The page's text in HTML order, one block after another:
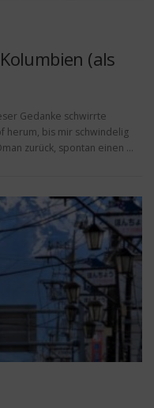
(als
Gedanke schwirrte
herum, bis mir schwindelig
zurück, spontan einen …